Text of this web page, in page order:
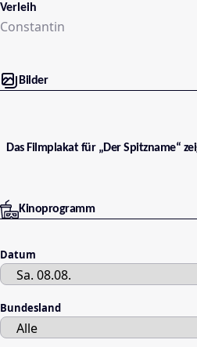
Verleih
Constantin
Bilder
Das Filmplakat für „Der Spitzname“
Kinoprogramm
Datum
Bundesland